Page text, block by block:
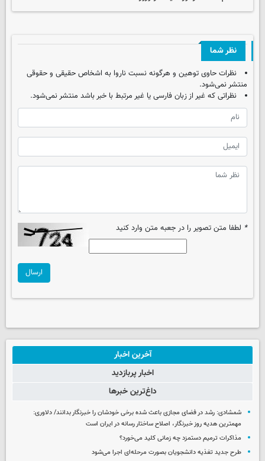
نظر شما
نظرات حاوی توهین و هرگونه نسبت ناروا به اشخاص حقیقی و حقوقی
منتشر نمی‌شود.
نظراتی که غیر از زبان فارسی یا غیر مرتبط با خبر باشد منتشر نمی‌شود.
* لطفا متن تصویر را در جعبه متن وارد کنید
ارسال
آخرین اخبار
اخبار پربازدید
داغ‌ترین خبرها
شمشادی: رشد در فضای مجازی باعث شده برخی خودشان را خبرنگار بدانند/ دلاوری:
مهمترین هدیه‌ روز خبرنگار، اصلاح ساختار رسانه در ایران است
مذاکرات ترمیم دستمزد چه زمانی کلید می‌خورد؟
طرح جدید تغذیه دانشجویان بصورت مرحله‌ای اجرا می‌شود